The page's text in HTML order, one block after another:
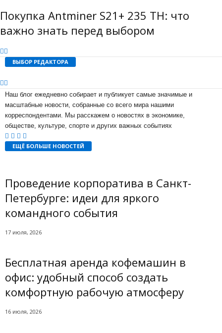
Покупка Antminer S21+ 235 TH: что
важно знать перед выбором
ВЫБОР РЕДАКТОРА
Наш блог ежедневно собирает и публикует самые значимые и
масштабные новости, собранные со всего мира нашими
корреспондентами. Мы расскажем о новостях в экономике,
обществе, культуре, спорте и других важных событиях
ЕЩЁ БОЛЬШЕ НОВОСТЕЙ
Проведение корпоратива в Санкт-
Петербурге: идеи для яркого
командного события
17 июля, 2026
Бесплатная аренда кофемашин в
офис: удобный способ создать
комфортную рабочую атмосферу
16 июля, 2026